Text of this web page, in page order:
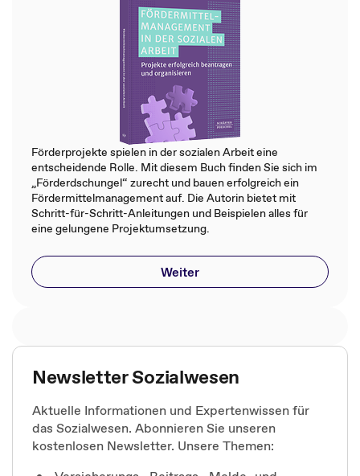
Förderprojekte spielen in der sozialen Arbeit eine
entscheidende Rolle. Mit diesem Buch finden Sie sich im
„Förderdschungel“ zurecht und bauen erfolgreich ein
Fördermittelmanagement auf. Die Autorin bietet mit
Schritt-für-Schritt-Anleitungen und Beispielen alles für
eine gelungene Projektumsetzung.
Weiter
Newsletter Sozialwesen
Aktuelle Informationen und Expertenwissen für
das Sozialwesen. Abonnieren Sie unseren
kostenlosen Newsletter. Unsere Themen: